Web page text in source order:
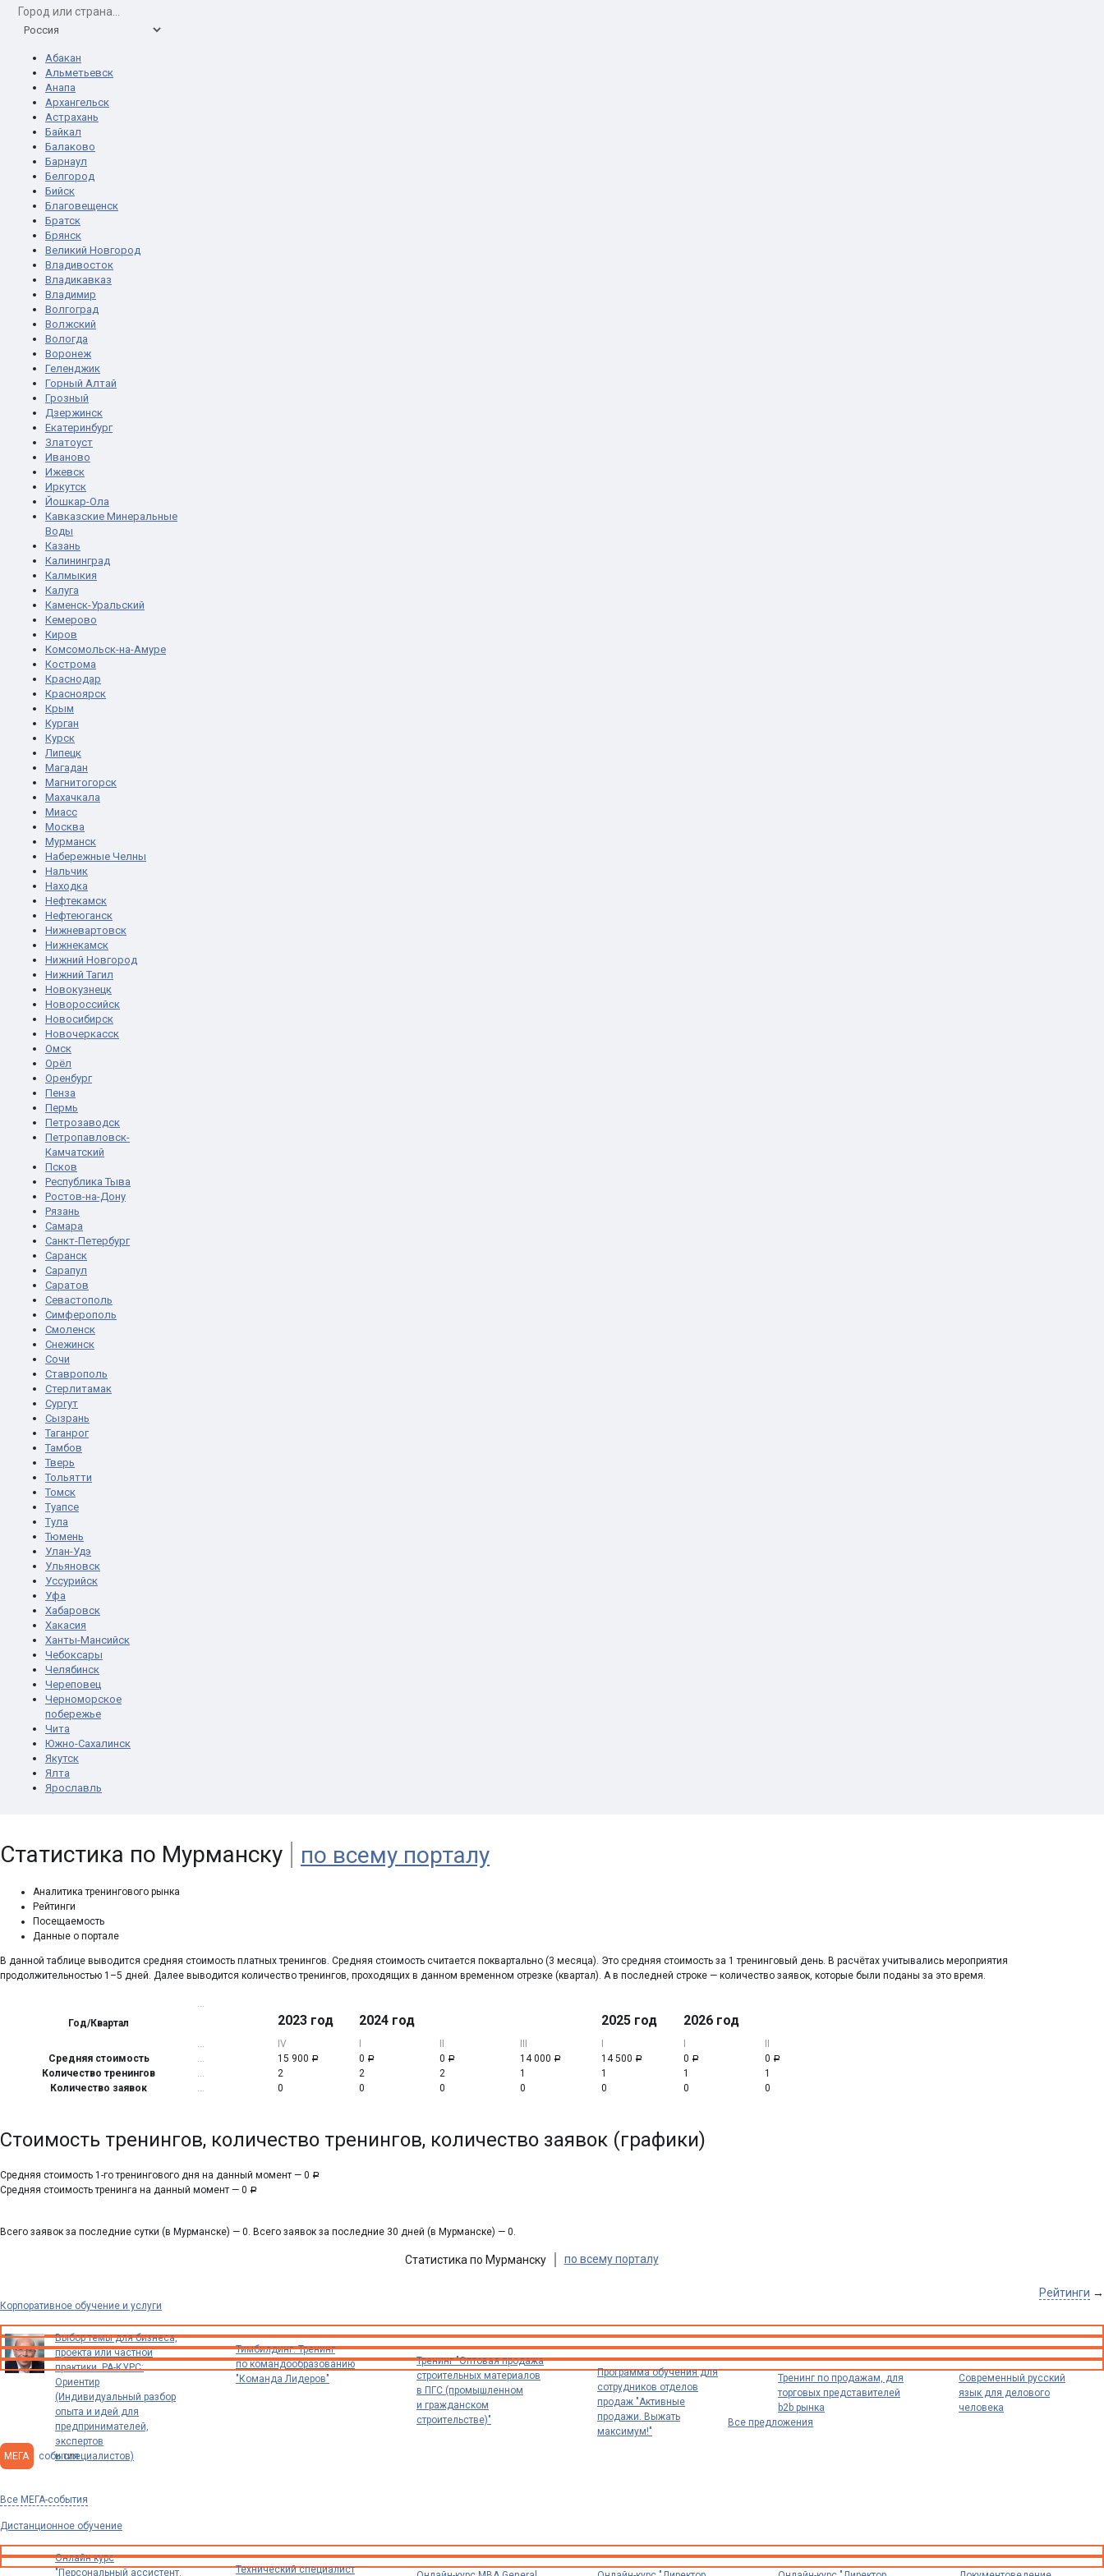
Абакан
Альметьевск
Анапа
Архангельск
Астрахань
Байкал
Балаково
Барнаул
Белгород
Бийск
Благовещенск
Братск
Брянск
Великий Новгород
Владивосток
Владикавказ
Владимир
Волгоград
Волжский
Вологда
Воронеж
Геленджик
Горный Алтай
Грозный
Дзержинск
Екатеринбург
Златоуст
Иваново
Ижевск
Иркутск
Йошкар-Ола
Кавказские Минеральные
Воды
Казань
Калининград
Калмыкия
Калуга
Каменск-Уральский
Кемерово
Киров
Комсомольск-на-Амуре
Кострома
Краснодар
Красноярск
Крым
Курган
Курск
Липецк
Магадан
Магнитогорск
Махачкала
Миасс
Москва
Мурманск
Набережные Челны
Нальчик
Находка
Нефтекамск
Нефтеюганск
Нижневартовск
Нижнекамск
Нижний Новгород
Нижний Тагил
Новокузнецк
Новороссийск
Новосибирск
Новочеркасск
Омск
Орёл
Оренбург
Пенза
Пермь
Петрозаводск
Петропавловск-
Камчатский
Псков
Республика Тыва
Ростов-на-Дону
Рязань
Самара
Санкт-Петербург
Саранск
Сарапул
Саратов
Севастополь
Симферополь
Смоленск
Снежинск
Сочи
Ставрополь
Стерлитамак
Сургут
Сызрань
Таганрог
Тамбов
Тверь
Тольятти
Томск
Туапсе
Тула
Тюмень
Улан-Удэ
Ульяновск
Уссурийск
Уфа
Хабаровск
Хакасия
Ханты-Мансийск
Чебоксары
Челябинск
Череповец
Черноморское
побережье
Чита
Южно-Сахалинск
Якутск
Ялта
Ярославль
Статистика по Мурманску по всему порталу
Аналитика тренингового рынка
Рейтинги
Посещаемость
Данные о портале
В данной таблице выводится средняя стоимость платных тренингов. Средняя стоимость считается поквартально (3 месяца). Это средняя стоимость за 1 тренинговый день. В расчётах учитывались мероприятия
продолжительностью 1–5 дней. Далее выводится количество тренингов, проходящих в данном временном отрезке (квартал). А в последней строке — количество заявок, которые были поданы за это время.
Год/Квартал 2023 год 2024 год 2025 год 2026 год
IV I II III I I
II
Средняя стоимость
15 900 Р 0 Р 0 Р 14 000 Р 14 500 Р 0 Р 0 Р
Количество тренингов 2 2 2 1 1 1
1
Количество заявок
0 0 0 0 0 0 0
Стоимость тренингов, количество тренингов, количество заявок (графики)
Средняя стоимость 1-го тренингового дня на данный момент — 0 Р
Средняя стоимость тренинга на данный момент — 0 Р
Всего заявок за последние сутки (в Мурманске) — 0. Всего заявок за последние 30 дней (в Мурманске) — 0.
Статистика по Мурманску по всему порталу
Рейтинги →
Корпоративное обучение и услуги
Выбор темы для бизнеса,
проекта или частной
практики. РА-КУРС:
Ориентир
(Индивидуальный разбор
опыта и идей для
предпринимателей,
экспертов
и специалистов)
Тимбилдинг. Тренинг
по командообразованию
"Команда Лидеров"
Тренинг "Оптовая продажа
строительных материалов
в ПГС (промышленном
и гражданском
строительстве)"
Программа обучения для
сотрудников отделов
продаж "Активные
продажи. Выжать
максимум!"
Тренинг по продажам, для
торговых представителей
b2b рынка
Современный русский
язык для делового
человека
Все предложения
МЕГА события
Все МЕГА-события
Дистанционное обучение
Онлайн курс
"Персональный ассистент.
Технический специалист